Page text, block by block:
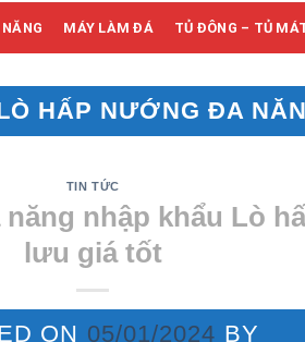
MÁY LÀM ĐÁ TỦ ĐÔNG – TỦ
HẤP NƯỚNG ĐA
TIN TỨC
nhập khẩu Lò
lưu giá tốt
ON 05/01/2024 BY